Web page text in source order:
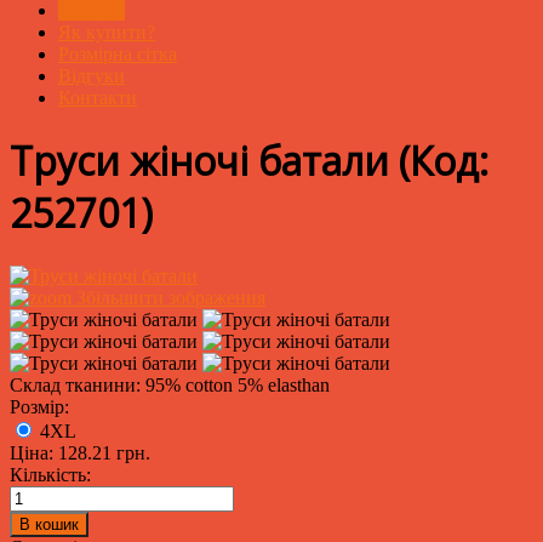
Як купити?
Розмірна сітка
Відгуки
Контакти
Труси жіночі батали (Код:
252701)
Збільшити зображення
Склад тканини: 95% cotton 5% elasthan
Розмір:
4XL
Ціна: 128.21 грн.
Кількість: